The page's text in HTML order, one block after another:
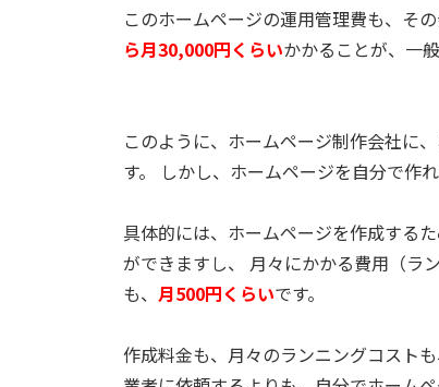
このホームページの運用管理費も、そ
ら月30,000円くらいかかることが、一般
このように、ホームページ制作会社に
す。 しかし、ホームページを自分で作れ
具体的には、ホームページを作成する
ができますし、 月々にかかる費用（ラ
も、 月500円くらいです。
作成料金も、月々のランニングコスト